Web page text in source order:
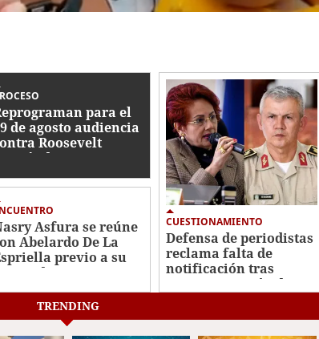
para el
de agosto audiencia
Roosevelt
Hernández
Asfura se reúne
Abelardo De La
previo a su
investidura
CUESTIONAMIENTO
Defensa de periodistas
reclama falta de
notificación tras
reprogramación de
TRENDING